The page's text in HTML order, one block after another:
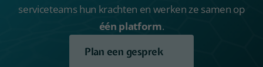
serviceteams hun krachten en werken ze samen op
één platform.
Plan een gesprek